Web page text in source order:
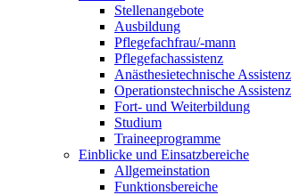
Stellenangebote
Ausbildung
Pflegefachfrau/-mann
Pflegefachassistenz
Anästhesietechnische Assistenz
Operationstechnische Assistenz
Fort- und Weiterbildung
Studium
Traineeprogramme
Einblicke und Einsatzbereiche
Allgemeinstation
Funktionsbereiche